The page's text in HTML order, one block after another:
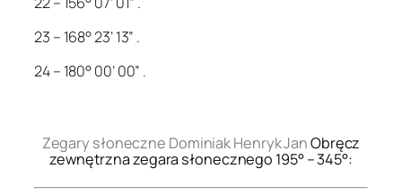
23 – 168° 23’ 13” .
24 – 180° 00’ 00” .
Zegary słoneczne Dominiak Henryk JanObręcz
zewnętrzna zegara słonecznego 195° – 345°: